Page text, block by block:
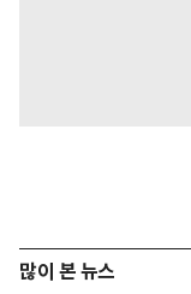
많이 본 뉴스